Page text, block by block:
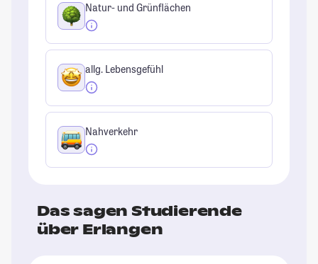
Natur- und Grünflächen
allg. Lebensgefühl
Nahverkehr
Das sagen Studierende
über Erlangen